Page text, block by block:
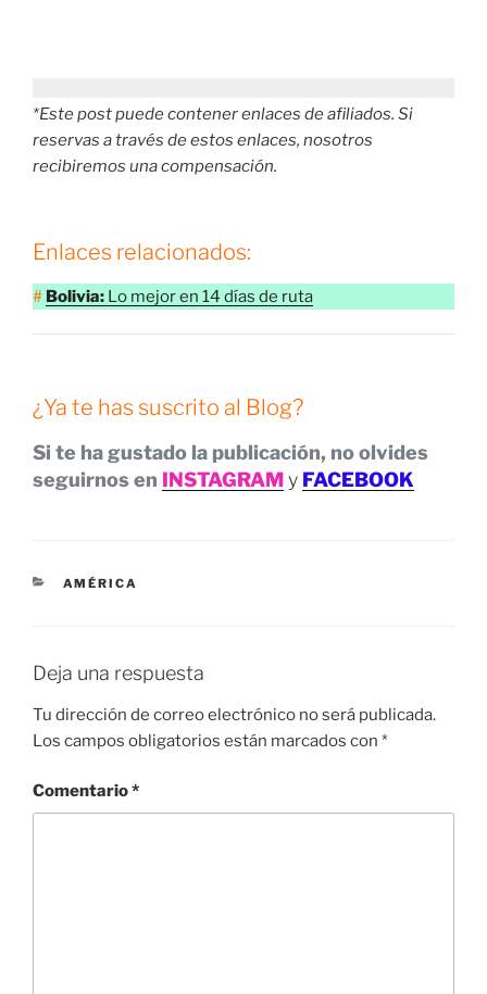
*Este post puede contener enlaces de afiliados. Si
reservas a través de estos enlaces, nosotros
recibiremos una compensación.
Enlaces relacionados:
# Bolivia: Lo mejor en 14 días de ruta
¿Ya te has suscrito al Blog?
Si te ha gustado la publicación, no olvides
seguirnos en INSTAGRAMy FACEBOOK
CATEGORÍAS
AMÉRICA
Deja una respuesta
Tu dirección de correo electrónico no será publicada.
Los campos obligatorios están marcados con *
Comentario*